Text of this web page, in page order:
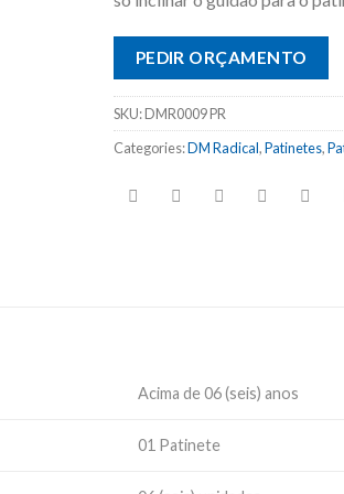
PEDIR ORÇAMENTO
SKU:DMR0009 PR
Categories:DM Radical,Patinetes,
Acima de 06 (seis) anos
01 Patinete